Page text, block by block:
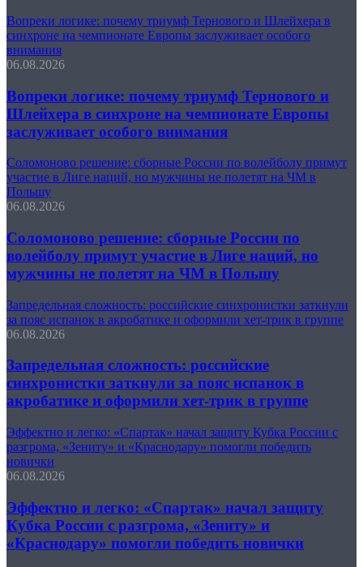
Вопреки логике: почему триумф Тернового и Шлейхера в
синхроне на чемпионате Европы заслуживает особого
внимания
06.08.2026
Вопреки логике: почему триумф Тернового и
Шлейхера в синхроне на чемпионате Европы
заслуживает особого внимания
Соломоново решение: сборные России по волейболу примут
участие в Лиге наций, но мужчины не полетят на ЧМ в
Польшу
06.08.2026
Соломоново решение: сборные России по
волейболу примут участие в Лиге наций, но
мужчины не полетят на ЧМ в Польшу
Запредельная сложность: российские синхронистки заткнули
за пояс испанок в акробатике и оформили хет-трик в группе
06.08.2026
Запредельная сложность: российские
синхронистки заткнули за пояс испанок в
акробатике и оформили хет-трик в группе
Эффектно и легко: «Спартак» начал защиту Кубка России с
разгрома, «Зениту» и «Краснодару» помогли победить
новички
06.08.2026
Эффектно и легко: «Спартак» начал защиту
Кубка России с разгрома, «Зениту» и
«Краснодару» помогли победить новички